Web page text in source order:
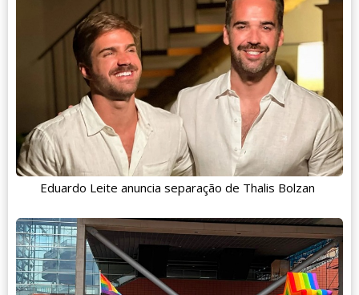
Eduardo Leite anuncia separação de Thalis Bolzan